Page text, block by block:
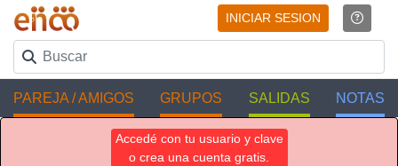
INICIAR SESION
PAREJA / AMIGOS GRUPOS SALIDAS NOTAS
Accedé con tu usuario y clave
o crea una cuenta gratis.